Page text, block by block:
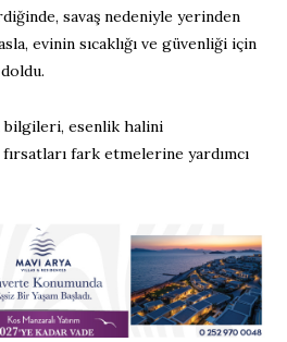
savaş nedeniyle yerinden
evinin sıcaklığı ve güvenliği için
esenlik halini
fark etmelerine yardımcı